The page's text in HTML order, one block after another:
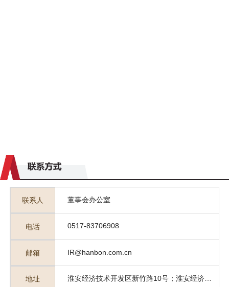
联系人 董事会办公室
电话 0517-83706908
邮箱 IR@hanbon.com.cn
地址 淮安经济技术开发区新竹路10号；淮安经济技术